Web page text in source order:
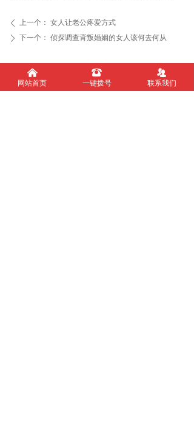
ꄴ 上一个： 女人让老公疼爱方式
ꄲ 下一个： 侦探调查背叛婚姻的女人该何去何从
新闻动态
낀
网站首页
뀰
一键拨号
뀡
联系我们